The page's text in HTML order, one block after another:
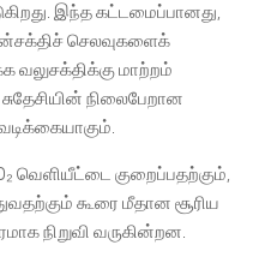
இந்த கட்டமைப்பானது,
செலவுகளைக்
வலுசக்திக்கு மாற்றம்
நிலைபேறான
வெளியீட்டை குறைப்பதற்கும்,
கூரை மீதான சூரிய
நிறுவி வருகின்றன.